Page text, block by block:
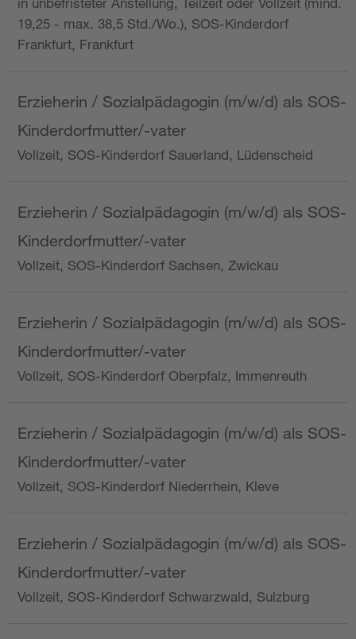
19,25 - max. 38,5 Std./Wo.), SOS-Kinderdorf
Frankfurt, Frankfurt
Erzieherin / Sozialpädagogin (m/w/d) als SOS-
Kinderdorfmutter/-vater
Vollzeit, SOS-Kinderdorf Sauerland, Lüdenscheid
Erzieherin / Sozialpädagogin (m/w/d) als SOS-
Kinderdorfmutter/-vater
Vollzeit, SOS-Kinderdorf Sachsen, Zwickau
Erzieherin / Sozialpädagogin (m/w/d) als SOS-
Kinderdorfmutter/-vater
Vollzeit, SOS-Kinderdorf Oberpfalz, Immenreuth
Erzieherin / Sozialpädagogin (m/w/d) als SOS-
Kinderdorfmutter/-vater
Vollzeit, SOS-Kinderdorf Niederrhein, Kleve
Erzieherin / Sozialpädagogin (m/w/d) als SOS-
Kinderdorfmutter/-vater
Vollzeit, SOS-Kinderdorf Schwarzwald, Sulzburg